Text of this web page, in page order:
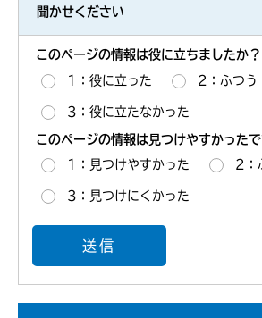
聞かせください
このページの情報は役に立ちましたか？
1：役に立った 2：ふつう
3：役に立たなかった
このページの情報は見つけやすかった
1：見つけやすかった 2：
3：見つけにくかった